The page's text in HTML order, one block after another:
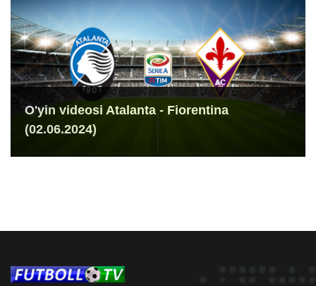
O'yin videosi Atalanta - Fiorentina
(02.06.2024)